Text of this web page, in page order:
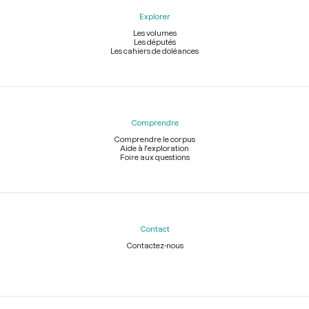
Explorer
Les volumes
Les députés
Les cahiers de doléances
Comprendre
Comprendre le corpus
Aide à l'exploration
Foire aux questions
Contact
Contactez-nous
Légal